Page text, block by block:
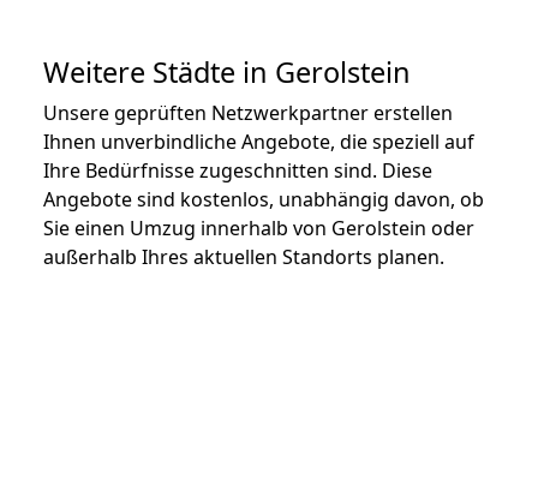
Weitere Städte in Gerolstein
Unsere geprüften Netzwerkpartner erstellen
Ihnen unverbindliche Angebote, die speziell auf
Ihre Bedürfnisse zugeschnitten sind. Diese
Angebote sind kostenlos, unabhängig davon, ob
Sie einen Umzug innerhalb von Gerolstein oder
außerhalb Ihres aktuellen Standorts planen.